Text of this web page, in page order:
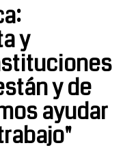
y
y de
ayudar